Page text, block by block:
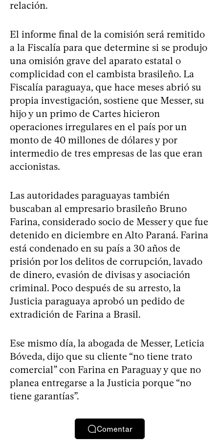
relación.
El informe final de la comisión será remitido
a la Fiscalía para que determine si se produjo
una omisión grave del aparato estatal o
complicidad con el cambista brasileño. La
Fiscalía paraguaya, que hace meses abrió su
propia investigación, sostiene que Messer, su
hijo y un primo de Cartes hicieron
operaciones irregulares en el país por un
monto de 40 millones de dólares y por
intermedio de tres empresas de las que eran
accionistas.
Las autoridades paraguayas también
buscaban al empresario brasileño Bruno
Farina, considerado socio de Messer y que fue
detenido en diciembre en Alto Paraná. Farina
está condenado en su país a 30 años de
prisión por los delitos de corrupción, lavado
de dinero, evasión de divisas y asociación
criminal. Poco después de su arresto, la
Justicia paraguaya aprobó un pedido de
extradición de Farina a Brasil.
Ese mismo día, la abogada de Messer, Leticia
Bóveda, dijo que su cliente “no tiene trato
comercial” con Farina en Paraguay y que no
planea entregarse a la Justicia porque “no
tiene garantías”.
Comentar